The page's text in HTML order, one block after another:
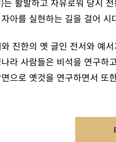
활발하고 자유로워 당시
아를 실현하는 길을 걸어
진한의 옛 글인 전서와 예
라 사람들은 비석을 연구하
으로 옛것을 연구하면서 또